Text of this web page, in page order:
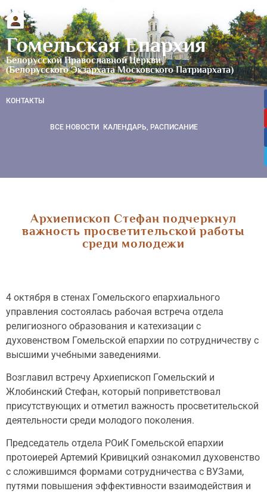
Гомельская Епархия
Белорусской Православной Церкви
(Белорусского Экзархата Московского Патриархата)
КОНТАКТЫ
ВСЕ НОВОСТИ КАЛЕНДАРЬ, РАСПИСАНИЕ
Архиепископ Стефан подчеркнул
важность просветительской работы
среди молодежи
4 октября в стенах Гомельского епархиального
управления состоялась рабочая встреча отдела
религиозного образования и катехизации с
духовенством Гомельской епархии по сотрудничеству с
высшими учебными заведениями.
Возглавил встречу Архиепископ Гомельский и
Жлобинский Стефан, который поприветствовал
присутствующих и отметил важность просветительской
деятельности среди молодого поколения.
Председатель отдела РОиК Гомельской епархии
протоиерей Артемий Кривицкий ознакомил духовенство
с сложившимся формами сотрудничества с ВУЗами,
путями повышения эффективности взаимодействия и